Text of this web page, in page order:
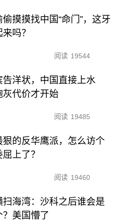
摸摸找中国“命门”，这牙
吗？
阅读 19544
告洋状，中国直接上水
灰代价才开始
阅读 19485
狠的反华鹰派，怎么访个
上了？
阅读 19460
扫海湾：沙科之后谁会是
？美国懵了